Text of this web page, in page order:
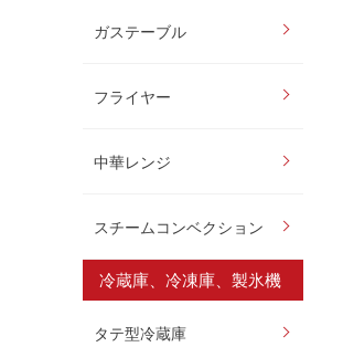
ガステーブル
フライヤー
中華レンジ
スチームコンベクション
冷蔵庫、冷凍庫、製氷機
タテ型冷蔵庫